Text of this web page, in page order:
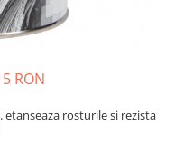
RON
etanseaza rosturile si rezista